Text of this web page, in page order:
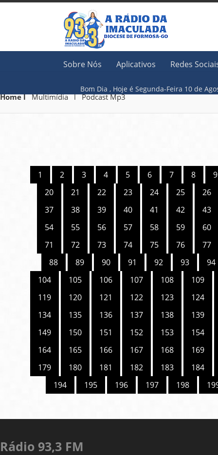
Sobre Nós Aplicativos Redes
Bom Dia , Hoje é Segunda-Feira
Home lMultimídia l Podcast Mp3
1 2 3 4 5 6 7 8
9
20
21 22 23 24 25
26
37
38 39 40 41 42
43
54
55 56 57 58 59
60
71
72 73 74 75 76
77
88
89 90 91 92 93
94
104
105 106 107 108
109
119
120 121 122 123
124
134
135 136 137 138
139
149
150 151 152 153
154
164
165 166 167 168
169
179
180 181 182 183
184
194
195 196 197 198
Rádio 93,3 FM